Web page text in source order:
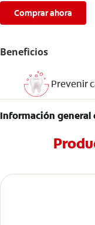
Comprar ahora
Beneficios
Prevenir
Información general